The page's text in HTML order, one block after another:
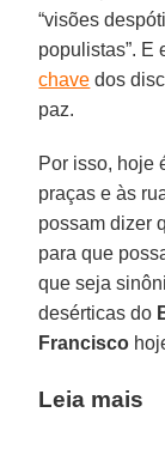
“visões
populistas”. E
chave dos
paz.
Por isso, hoje
praças e às
possam dizer
para que
que seja
desérticas do
Francisco
Leia mais